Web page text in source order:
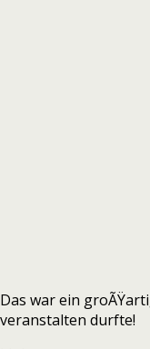
Das war ein
veranstalten durfte!